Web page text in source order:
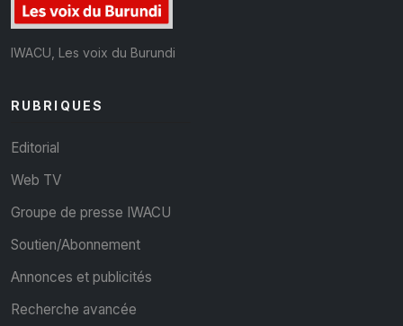
IWACU, Les voix du Burundi
RUBRIQUES
Editorial
Web TV
Groupe de presse IWACU
Soutien/Abonnement
Annonces et publicités
Recherche avancée